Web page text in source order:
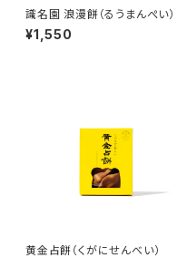
識名園 浪漫餅（るうまんぺい）
¥1,550
黄金占餅（くがにせんべい）